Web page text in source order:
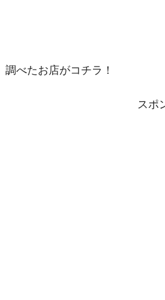
調べたお店がコチラ！
スポ